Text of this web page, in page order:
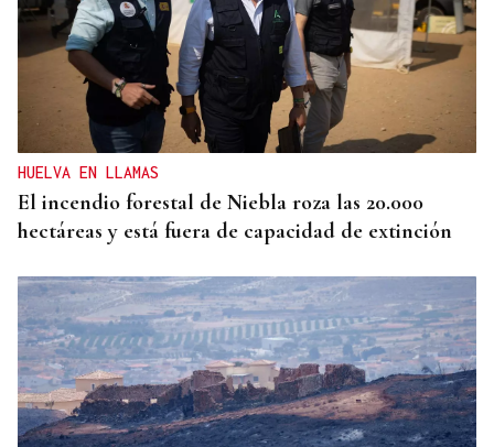
AMENAZAS EN EL DOMICILIO
Detenido en Pontevedra por violencia de género
tras amenazar a su pareja con un robot aspirador
HUELVA EN LLAMAS
El incendio forestal de Niebla roza las 20.000
hectáreas y está fuera de capacidad de extinción